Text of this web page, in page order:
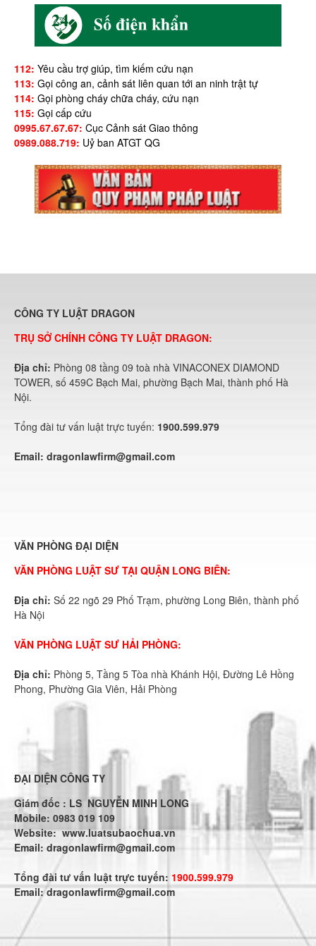
112: Yêu cầu trợ giúp, tìm kiếm cứu nạn
113: Gọi công an, cảnh sát liên quan tới an ninh trật tự
114: Gọi phòng cháy chữa cháy, cứu nạn
115: Gọi cấp cứu
0995.67.67.67: Cục Cảnh sát Giao thông
0989.088.719: Uỷ ban ATGT QG
CÔNG TY LUẬT DRAGON
TRỤ SỞ CHÍNH CÔNG TY LUẬT DRAGON:
Địa chỉ: Phòng 08 tầng 09 toà nhà VINACONEX DIAMOND
TOWER, số 459C Bạch Mai, phường Bạch Mai, thành phố Hà
Nội.
Tổng đài tư vấn luật trực tuyến: 1900.599.979
Email: dragonlawfirm@gmail.com
VĂN PHÒNG ĐẠI DIỆN
VĂN PHÒNG LUẬT SƯ TẠI QUẬN LONG BIÊN:
Địa chỉ: Số 22 ngõ 29 Phố Trạm, phường Long Biên, thành phố
Hà Nội
VĂN PHÒNG LUẬT SƯ HẢI PHÒNG:
Địa chỉ: Phòng 5, Tầng 5 Tòa nhà Khánh Hội, Đường Lê Hồng
Phong, Phường Gia Viên, Hải Phòng
ĐẠI DIỆN CÔNG TY
Giám đốc : LS NGUYỄN MINH LONG
Mobile: 0983 019 109
Website:www.luatsubaochua.vn
Email: dragonlawfirm@gmail.com
Tổng đài tư vấn luật trực tuyến: 1900.599.979
Email:dragonlawfirm@gmail.com